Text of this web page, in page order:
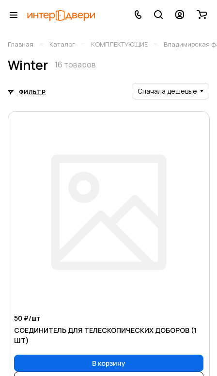
Главная – Каталог – КОМПЛЕКТУЮЩИЕ – Владимирская
Winter 16 товаров
ФИЛЬТР Сначала дешевые
50 ₽/шт
СОЕДИНИТЕЛЬ ДЛЯ ТЕЛЕСКОПИЧЕСКИХ ДОБОРОВ (1
ШТ)
В корзину